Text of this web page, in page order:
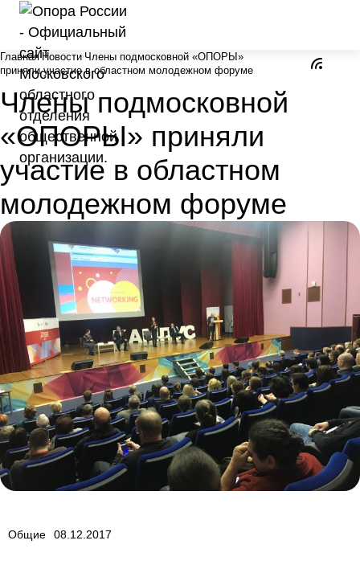
Главная Новости Члены подмосковной «ОПОРЫ»
приняли участие в областном молодежном форуме
Члены подмосковной
«ОПОРЫ» приняли
участие в областном
молодежном форуме
Общие 08.12.2017